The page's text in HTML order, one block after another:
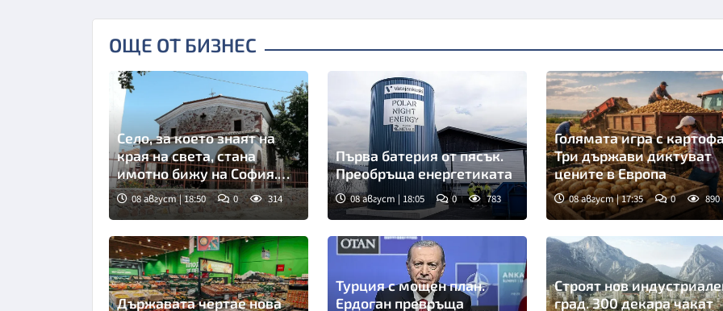
ОЩЕ ОТ БИЗНЕС
Село, за което знаят на
края на света, стана
имотно бижу на София.
Къщи с бъдеще
08 август | 18:50 0 314
Първа батерия от пясък.
Преобръща енергетиката
08 август | 18:05 0 783
Голямата игра с
Три държави диктуват
цените в Европа
08 август | 17:35 0 890
Държавата чертае нова
Турция с мощен план.
Ердоган превръща
Строят нов
град. 300 декара чакат